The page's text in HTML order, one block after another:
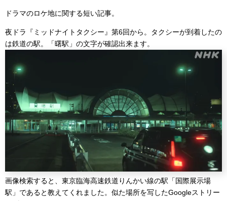
ドラマのロケ地に関する短い記事。
夜ドラ『ミッドナイトタクシー』第6回から。タクシーが到着したの
は鉄道の駅。「曙駅」の文字が確認出来ます。
画像検索すると、東京臨海高速鉄道りんかい線の駅「国際展示場
駅」であると教えてくれました。似た場所を写したGoogleストリー